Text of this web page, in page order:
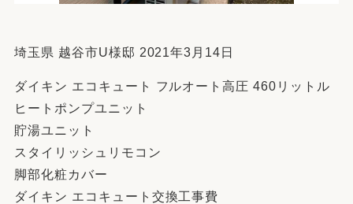
埼玉県 越谷市U様邸 2021年3月14日
ダイキン エコキュート フルオート高圧 460リットル
ヒートポンプユニット
貯湯ユニット
スタイリッシュリモコン
脚部化粧カバー
ダイキン エコキュート交換工事費